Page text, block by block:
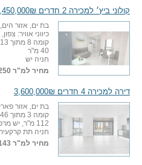
קולוני ביץ׳ למכירה 2 חדרים 1,450,000₪
בת ים, אזור הים, 1 חדרי שינה + סלון
כיווני אוויר:
קומה 8 מתוך 13, נוף לים, שטח הדירה בקולוני ביץ׳
40 מ"ר
חניה יש
מחיר למ"ר ₪
דירה למכירה 4 חדרים 3,600,000₪
בת ים, אזור פארק הים, 3 חדרי
קומה 3 מתוך 46, שטח דירה
112 מ"ר, יש מרפסת שמש 1
חניה תת
מחיר למ"ר ₪